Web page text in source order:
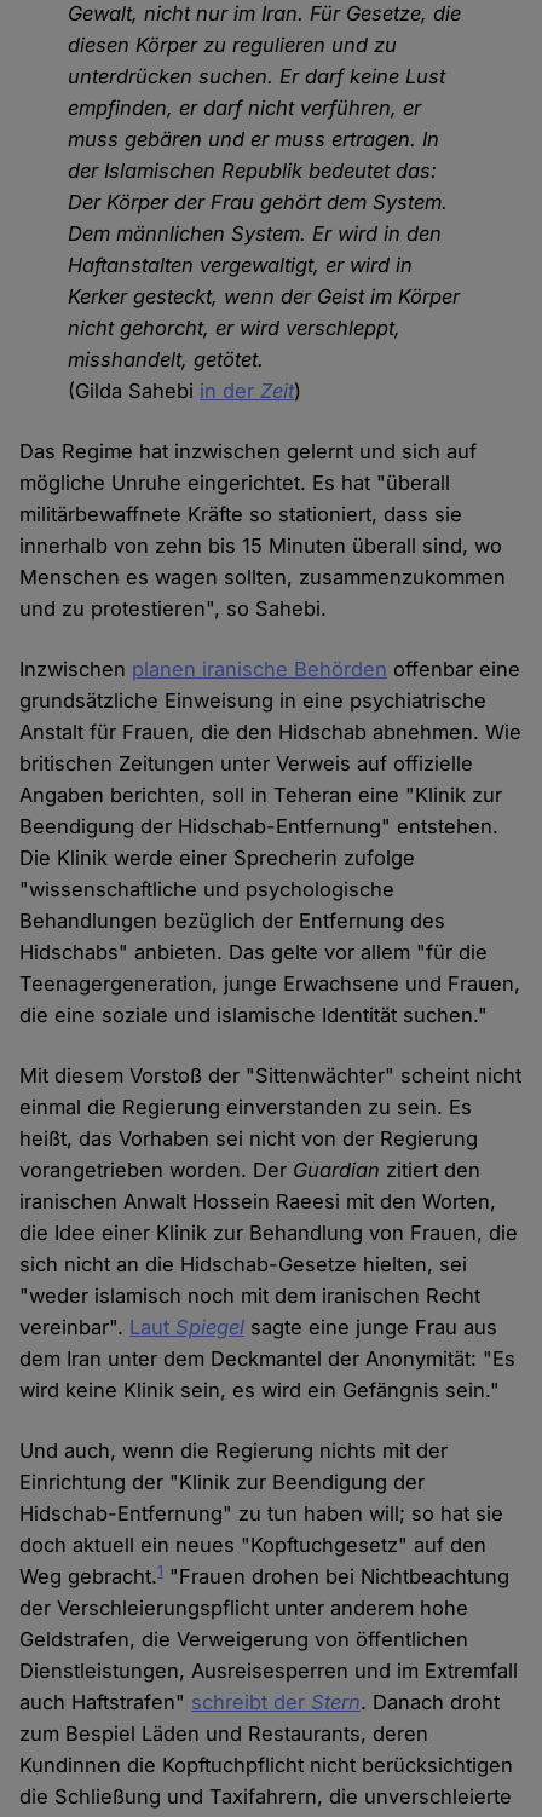
Gewalt, nicht nur im Iran. Für Gesetze, die
diesen Körper zu regulieren und zu
unterdrücken suchen. Er darf keine Lust
empfinden, er darf nicht verführen, er
muss gebären und er muss ertragen. In
der Islamischen Republik bedeutet das:
Der Körper der Frau gehört dem System.
Dem männlichen System. Er wird in den
Haftanstalten vergewaltigt, er wird in
Kerker gesteckt, wenn der Geist im Körper
nicht gehorcht, er wird verschleppt,
misshandelt, getötet.
(Gilda Sahebi in derZeit)
Das Regime hat inzwischen gelernt und sich auf
mögliche Unruhe eingerichtet. Es hat "überall
militärbewaffnete Kräfte so stationiert, dass sie
innerhalb von zehn bis 15 Minuten überall sind, wo
Menschen es wagen sollten, zusammenzukommen
und zu protestieren", so Sahebi.
Inzwischen planen iranische Behörden offenbar eine
grundsätzliche Einweisung in eine psychiatrische
Anstalt für Frauen, die den Hidschab abnehmen. Wie
britischen Zeitungen unter Verweis auf offizielle
Angaben berichten, soll in Teheran eine "Klinik zur
Beendigung der Hidschab-Entfernung" entstehen.
Die Klinik werde einer Sprecherin zufolge
"wissenschaftliche und psychologische
Behandlungen bezüglich der Entfernung des
Hidschabs" anbieten. Das gelte vor allem "für die
Teenagergeneration, junge Erwachsene und Frauen,
die eine soziale und islamische Identität suchen."
Mit diesem Vorstoß der "Sittenwächter" scheint nicht
einmal die Regierung einverstanden zu sein. Es
heißt, das Vorhaben sei nicht von der Regierung
vorangetrieben worden. Der Guardian zitiert den
iranischen Anwalt Hossein Raeesi mit den Worten,
die Idee einer Klinik zur Behandlung von Frauen, die
sich nicht an die Hidschab-Gesetze hielten, sei
"weder islamisch noch mit dem iranischen Recht
vereinbar". Laut Spiegel sagte eine junge Frau aus
dem Iran unter dem Deckmantel der Anonymität: "Es
wird keine Klinik sein, es wird ein Gefängnis sein."
Und auch, wenn die Regierung nichts mit der
Einrichtung der "Klinik zur Beendigung der
Hidschab-Entfernung" zu tun haben will; so hat sie
doch aktuell ein neues "Kopftuchgesetz" auf den
Weg gebracht.1 "Frauen drohen bei Nichtbeachtung
der Verschleierungspflicht unter anderem hohe
Geldstrafen, die Verweigerung von öffentlichen
Dienstleistungen, Ausreisesperren und im Extremfall
auch Haftstrafen" schreibt der Stern. Danach droht
zum Bespiel Läden und Restaurants, deren
Kundinnen die Kopftuchpflicht nicht berücksichtigen
die Schließung und Taxifahrern, die unverschleierte